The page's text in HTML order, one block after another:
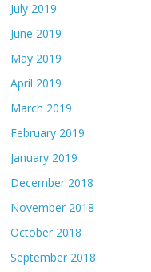
July 2019
June 2019
May 2019
April 2019
March 2019
February 2019
January 2019
December 2018
November 2018
October 2018
September 2018